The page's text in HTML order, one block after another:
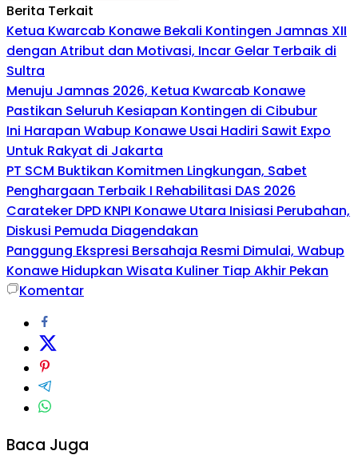
Berita Terkait
Ketua Kwarcab Konawe Bekali Kontingen Jamnas XII
dengan Atribut dan Motivasi, Incar Gelar Terbaik di
Sultra
Menuju Jamnas 2026, Ketua Kwarcab Konawe
Pastikan Seluruh Kesiapan Kontingen di Cibubur
Ini Harapan Wabup Konawe Usai Hadiri Sawit Expo
Untuk Rakyat di Jakarta
PT SCM Buktikan Komitmen Lingkungan, Sabet
Penghargaan Terbaik I Rehabilitasi DAS 2026
Carateker DPD KNPI Konawe Utara Inisiasi Perubahan,
Diskusi Pemuda Diagendakan
Panggung Ekspresi Bersahaja Resmi Dimulai, Wabup
Konawe Hidupkan Wisata Kuliner Tiap Akhir Pekan
Komentar
Baca Juga